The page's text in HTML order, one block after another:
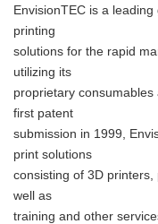
EnvisionTEC is a
printing
solutions for the rapid
utilizing its
proprietary
first patent
submission in 1999,
print solutions
consisting of 3D
well as
training and other